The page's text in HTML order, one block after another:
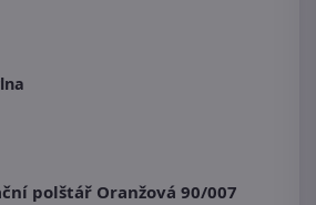
polštář Oranžová 90/007